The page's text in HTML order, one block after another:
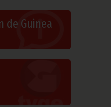
de Guinea